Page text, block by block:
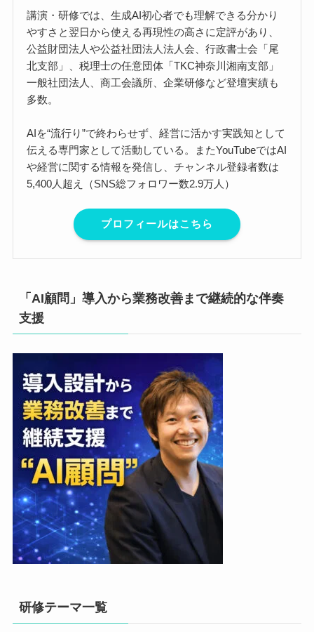
講演・研修では、生成AI初心者でも理解できる分かり
やすさと翌日から使える再現性の高さに定評があり、
公益財団法人や公益社団法人法人会、行政書士会「尾
北支部」、税理士の任意団体「TKC神奈川湘南支部」
一般社団法人、商工会議所、企業研修など登壇実績も
多数。
AIを“流行り”で終わらせず、経営に活かす実践知として
伝える専門家として活動している。またYouTubeではAI
や経営に関する情報を発信し、チャンネル登録者数は
5,400人超え（SNS総フォロワー数2.9万人）
プロフィールはこちら
「AI顧問」導入から業務改善まで継続的な伴奏
支援
研修テーマ一覧